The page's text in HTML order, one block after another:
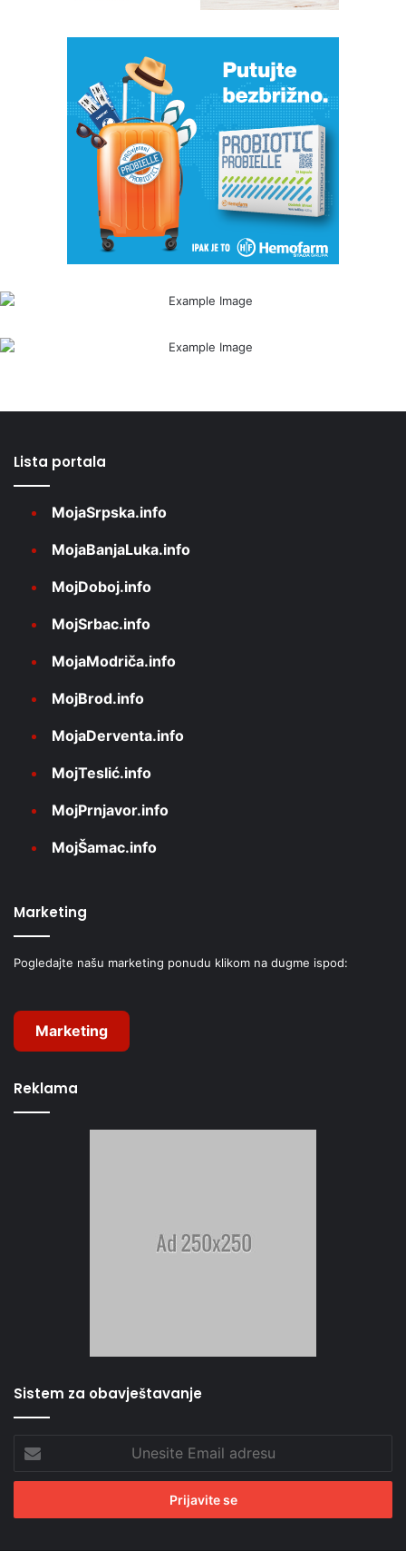
Lista portala
MojaSrpska.info
MojaBanjaLuka.info
MojDoboj.info
MojSrbac.info
MojaModriča.info
MojBrod.info
MojaDerventa.info
MojTeslić.info
MojPrnjavor.info
MojŠamac.info
Marketing
Pogledajte našu marketing ponudu klikom na dugme ispod:
Marketing
Reklama
Sistem za obavještavanje
Email
adresu